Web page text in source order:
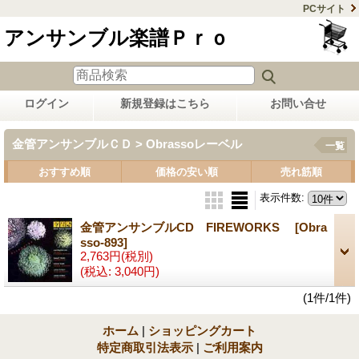
PCサイト
アンサンブル楽譜Ｐｒｏ
ログイン 新規登録はこちら お問い合せ
金管アンサンブルＣＤ > Obrassoレーベル 一覧
おすすめ順 価格の安い順 売れ筋順
表示件数:
金管アンサンブルCD FIREWORKS [Obra
sso-893]
2,763円(税別)
(税込: 3,040円)
(1件/1件)
ホーム | ショッピングカート
特定商取引法表示 | ご利用案内